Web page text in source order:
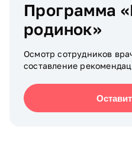
Программа
родинок»
Осмотр сотрудников
составление